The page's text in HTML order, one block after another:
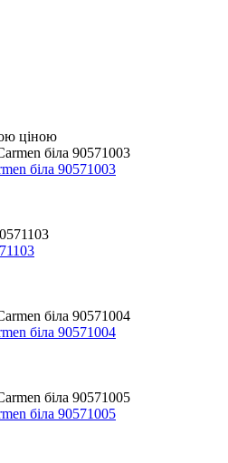
ціною
біла 90571003
біла 90571004
біла 90571005